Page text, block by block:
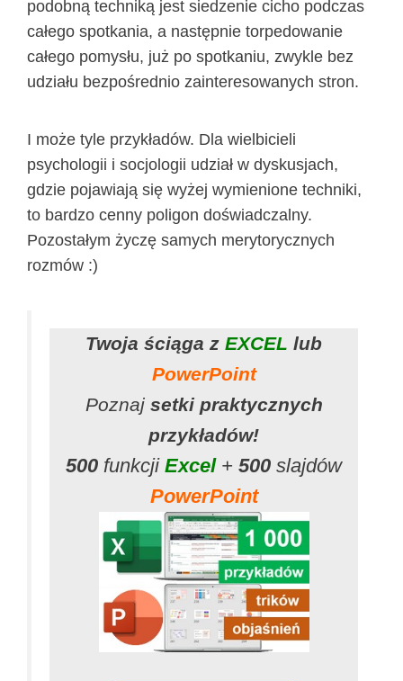
podobną techniką jest siedzenie cicho podczas
całego spotkania, a następnie torpedowanie
całego pomysłu, już po spotkaniu, zwykle bez
udziału bezpośrednio zainteresowanych stron.
I może tyle przykładów. Dla wielbicieli
psychologii i socjologii udział w dyskusjach,
gdzie pojawiają się wyżej wymienione techniki,
to bardzo cenny poligon doświadczalny.
Pozostałym życzę samych merytorycznych
rozmów :)
Twoja ściąga z EXCEL lub
PowerPoint
Poznaj setki praktycznych
przykładów!
500 funkcji Excel + 500 slajdów
PowerPoint